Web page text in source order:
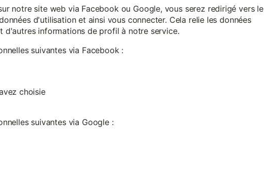
notre site web via Facebook ou Google, vous serez redirigé vers le
d'utilisation et ainsi vous connecter. Cela relie les données
d'autres informations de profil à notre service.
suivantes via Facebook :
choisie
suivantes via Google :